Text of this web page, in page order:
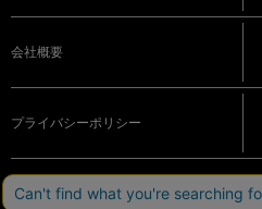
会社概要
プライバシーポリシー